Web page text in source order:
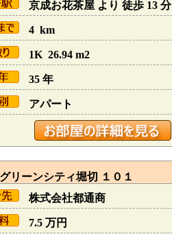
京成お花茶屋 より 徒歩 13 分
4 km
1K 26.94 m2
35 年
アパート
リーンシティ堀切 １０１
株式会社都通商
7.5 万円